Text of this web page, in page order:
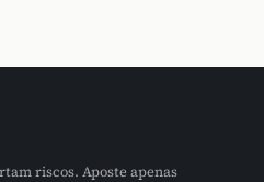
riscos. Aposte apenas